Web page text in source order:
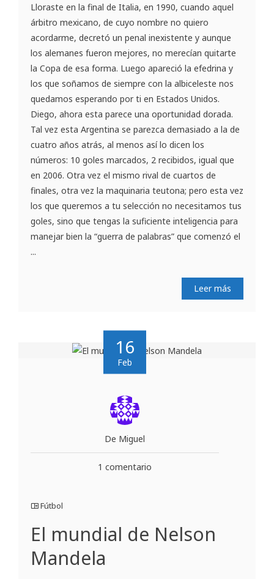
Lloraste en la final de Italia, en 1990, cuando aquel
árbitro mexicano, de cuyo nombre no quiero
acordarme, decretó un penal inexistente y aunque
los alemanes fueron mejores, no merecían quitarte
la Copa de esa forma. Luego apareció la efedrina y
los que soñamos de siempre con la albiceleste nos
quedamos esperando por ti en Estados Unidos.
Diego, ahora esta parece una oportunidad dorada.
Tal vez esta Argentina se parezca demasiado a la de
cuatro años atrás, al menos así lo dicen los
números: 10 goles marcados, 2 recibidos, igual que
en 2006. Otra vez el mismo rival de cuartos de
finales, otra vez la maquinaria teutona; pero esta vez
los que queremos a tu selección no necesitamos tus
goles, sino que tengas la suficiente inteligencia para
manejar bien la “guerra de palabras” que comenzó el
...
Leer más
16
Feb
De Miguel
1 comentario
Fútbol
El mundial de Nelson
Mandela